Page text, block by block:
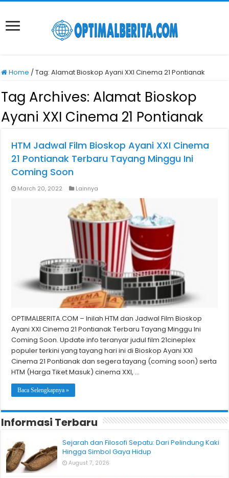
Home /Tag:Alamat Bioskop Ayani XXI Cinema 21 Pontianak
Tag Archives: Alamat Bioskop
Ayani XXI Cinema 21 Pontianak
HTM Jadwal Film Bioskop Ayani XXI Cinema
21 Pontianak Terbaru Tayang Minggu Ini
Coming Soon
March 20, 2022 Lainnya
OPTIMALBERITA.COM – Inilah HTM dan Jadwal Film Bioskop
Ayani XXI Cinema 21 Pontianak Terbaru Tayang Minggu Ini
Coming Soon. Update info teranyar judul film 21cineplex
populer terkini yang tayang hari ini di Bioskop Ayani XXI
Cinema 21 Pontianak dan segera tayang (coming soon) serta
HTM (Harga Tiket Masuk) cinema XXI, …
Baca Selengkapnya »
Informasi Terbaru
Sejarah dan Filosofi Sepatu: Dari Pelindung Kaki
Hingga Simbol Gaya Hidup
August 7, 2026